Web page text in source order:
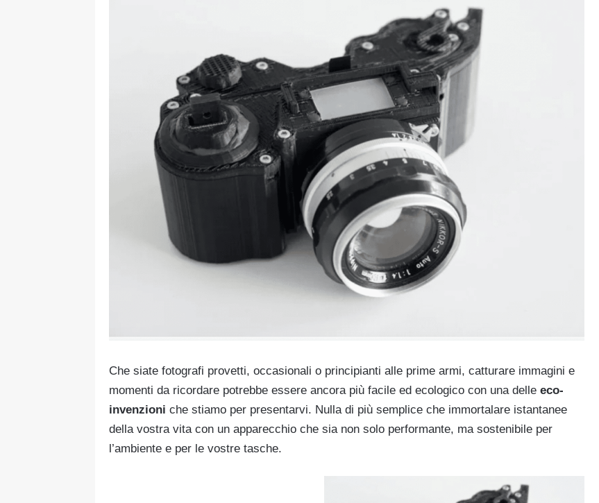
Che siate fotografi provetti, occasionali o principianti alle prime armi, catturare immagini e
momenti da ricordare potrebbe essere ancora più facile ed ecologico con una delle eco-
invenzioni che stiamo per presentarvi. Nulla di più semplice che immortalare istantanee
della vostra vita con un apparecchio che sia non solo performante, ma sostenibile per
l’ambiente e per le vostre tasche.